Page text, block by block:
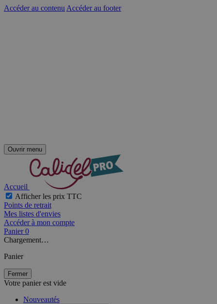
Accéder au contenu Accéder au footer
Ouvrir menu
Accueil
Afficher les prix TTC
Points de retrait
Mes listes d'envies
Accéder à mon compte
Panier 0
Chargement…
Panier
Fermer
Votre panier est vide
Nouveautés